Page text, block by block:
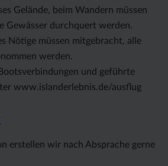
Gelände, beim Wandern müssen
Gewässer durchquert werden.
Nötige müssen mitgebracht, alle
werden.
und geführte
www.islanderlebnis.de/ausflug
erstellen wir nach Absprache gerne